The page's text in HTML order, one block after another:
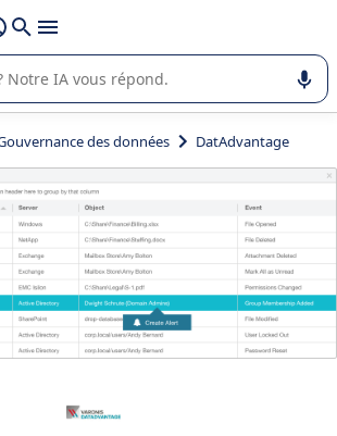
avec
guide dans l'utilisation ou la sélection de
des données DatAdvantage